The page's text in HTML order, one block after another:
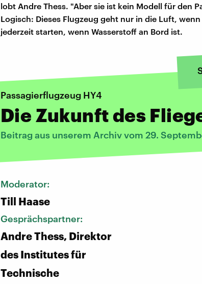
lobt Andre Thess. "Aber sie ist kein Modell für den
Logisch: Dieses Flugzeug geht nur in die Luft,
jederzeit starten, wenn Wasserstoff an Bord ist.
Passagierflugzeug HY4
Die Zukunft des
Beitrag aus unserem Archiv vom 29.
Moderator:
Till Haase
Gesprächspartner:
Andre Thess, Direktor
des Institutes für
Technische